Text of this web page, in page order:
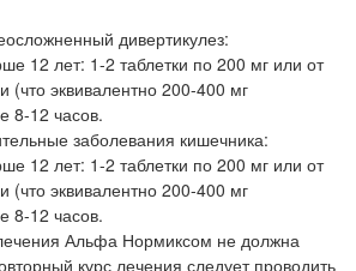
дивертикулез:
12 лет: 1-2 таблетки по 200 мг или от
(что эквивалентно 200-400 мг
8-12 часов.
заболевания кишечника:
12 лет: 1-2 таблетки по 200 мг или от
(что эквивалентно 200-400 мг
8-12 часов.
Альфа Нормиксом не должна
курс лечения следует проводить